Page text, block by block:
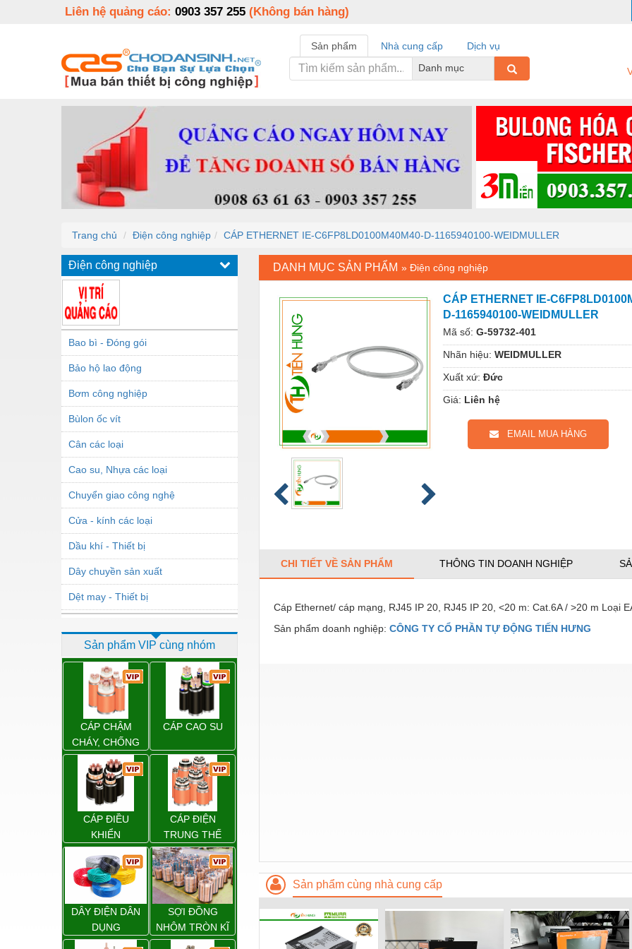
Liên hệ quảng cáo: 0903 357 255 (Không bán hàng)
Sản phẩm Nhà cung cấp
Dịch vụ
Danh mục
Trang chủ Điện công nghiệp CÁP ETHERNET IE-C6FP8LD0100M40M40-D-1165940100-WEIDMULLER
Điện công nghiệp
Bao bì - Đóng gói
Bảo hộ lao động
Bơm công nghiệp
Bùlon ốc vít
Cân các loại
Cao su, Nhựa các loại
Chuyển giao công nghệ
Cửa - kính các loại
Dầu khí - Thiết bị
Dây chuyền sản xuất
Dệt may - Thiết bị
Dịch vụ - Thi công
Điện công nghiệp
Điện gia dụng
Điện Lạnh
Đóng tàu Thiết bị
Đúc chính xác Thiết bị
Dụng cụ cầm tay
Dụng cụ cắt gọt
Dụng cụ điện
Dụng cụ đo
Gỗ - Trang thiết bị
Hàn cắt - Thiết bị
Sản phẩm VIP cùng nhóm
CÁP CHẬM
CHÁY, CHỐNG
CHÁY
CÁP CAO SU
CÁP ĐIỀU
KHIỂN
CÁP ĐIỆN
TRUNG THẾ
DÂY ĐIỆN DÂN
DỤNG
SỢI ĐỒNG
NHÔM TRÒN KĨ
THUẬT ĐIỆN
DANH MỤC SẢN PHẨM » Điện công nghiệp
CÁP ETHERNET IE-
D-1165940100-WEIDMULLER
Mã số: G-59732-401
Nhãn hiệu: WEIDMULLER
Xuất xứ: Đức
Giá: Liên hệ
EMAIL MUA HÀNG
CHI TIẾT VỀ SẢN PHẨM THÔNG TIN DOANH NGHIỆP
Cáp Ethernet/ cáp mạng, RJ45 IP 20, RJ45 IP 20, <20 m: Cat.6A / >20 m Loại
Sản phẩm doanh nghiệp: CÔNG TY CỔ PHẦN TỰ ĐỘNG TIẾN HƯNG
Sản phẩm cùng nhà cung cấp